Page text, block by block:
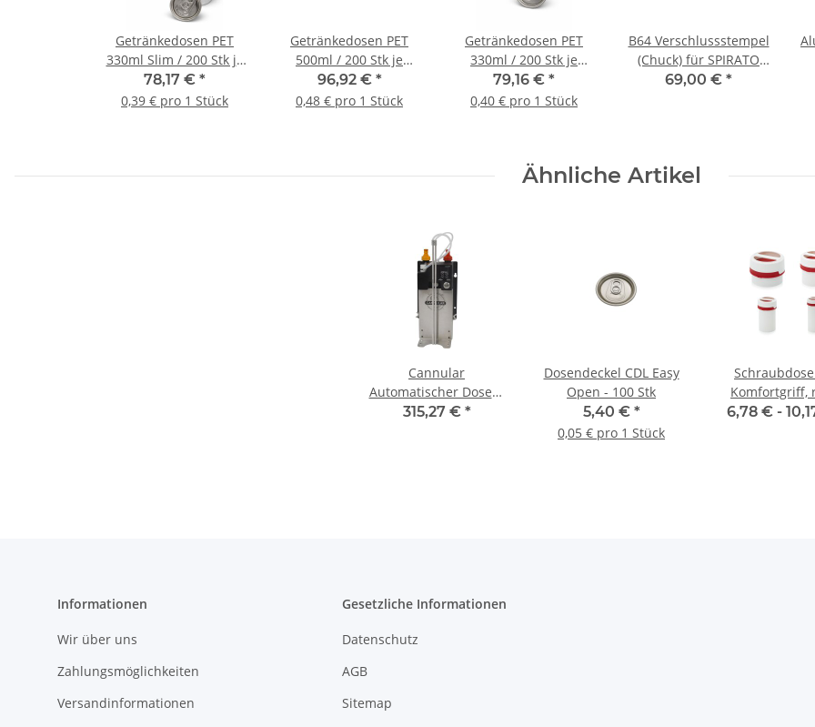
Getränkedosen PET
330ml Slim / 200 Stk je
Karton
78,17 € *
0,39 € pro 1 Stück
Getränkedosen PET
500ml / 200 Stk je
Karton
96,92 € *
0,48 € pro 1 Stück
Getränkedosen PET
330ml / 200 Stk je
Karton
79,16 € *
0,40 € pro 1 Stück
B64 Verschlussstempel
(Chuck) für SPIRATO
Can Sealer
69,00 € *
Ähnliche Artikel
Cannular
Automatischer Dosen-
und Flaschenfüller
315,27 € *
Dosendeckel CDL Easy
Open - 100 Stk
5,40 € *
0,05 € pro 1 Stück
Komfortgriff,
Deckel
6,78 € -
Informationen
Wir über uns
Zahlungsmöglichkeiten
Versandinformationen
Gesetzliche Informationen
Datenschutz
AGB
Sitemap